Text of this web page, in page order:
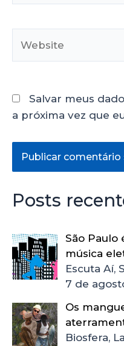
Salvar meus
a próxima vez que
Posts
São Paulo
música
Escuta Aí,
7 de
Os
Biosfera,